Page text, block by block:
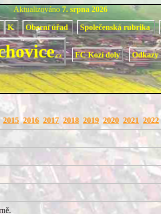
Aktualizováno 7. srpna 2026
K Obecní úřad Společenská rubrika
.cz FC Kozí doly Odkazy
2015 2016 2017 2018 2019 2020 2021 2022